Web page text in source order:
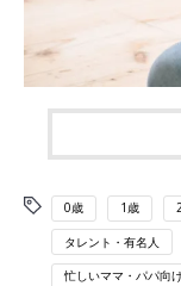
0歳 1歳
タレント・有名人
忙しいママ・パパ向